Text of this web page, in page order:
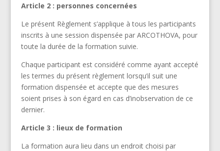
Article 2 : personnes concernées
Le présent Règlement s’applique à tous les participants
inscrits à une session dispensée par ARCOTHOVA, pour
toute la durée de la formation suivie.
Chaque participant est considéré comme ayant accepté
les termes du présent règlement lorsqu’il suit une
formation dispensée et accepte que des mesures
soient prises à son égard en cas d’inobservation de ce
dernier.
Article 3 : lieux de formation
La formation aura lieu dans un endroit choisi par